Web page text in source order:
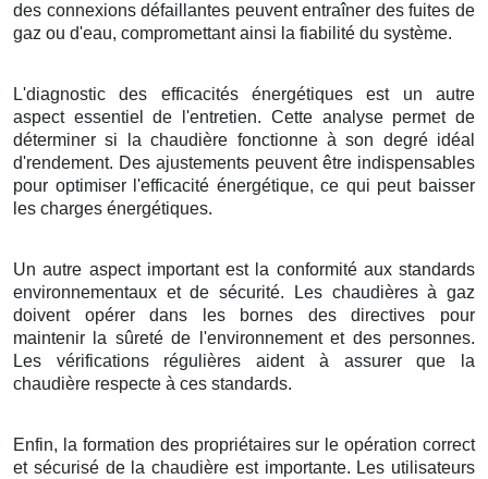
des connexions défaillantes peuvent entraîner des fuites de
gaz ou d'eau, compromettant ainsi la fiabilité du système.
L'diagnostic des efficacités énergétiques est un autre
aspect essentiel de l'entretien. Cette analyse permet de
déterminer si la chaudière fonctionne à son degré idéal
d'rendement. Des ajustements peuvent être indispensables
pour optimiser l'efficacité énergétique, ce qui peut baisser
les charges énergétiques.
Un autre aspect important est la conformité aux standards
environnementaux et de sécurité. Les chaudières à gaz
doivent opérer dans les bornes des directives pour
maintenir la sûreté de l'environnement et des personnes.
Les vérifications régulières aident à assurer que la
chaudière respecte à ces standards.
Enfin, la formation des propriétaires sur le opération correct
et sécurisé de la chaudière est importante. Les utilisateurs